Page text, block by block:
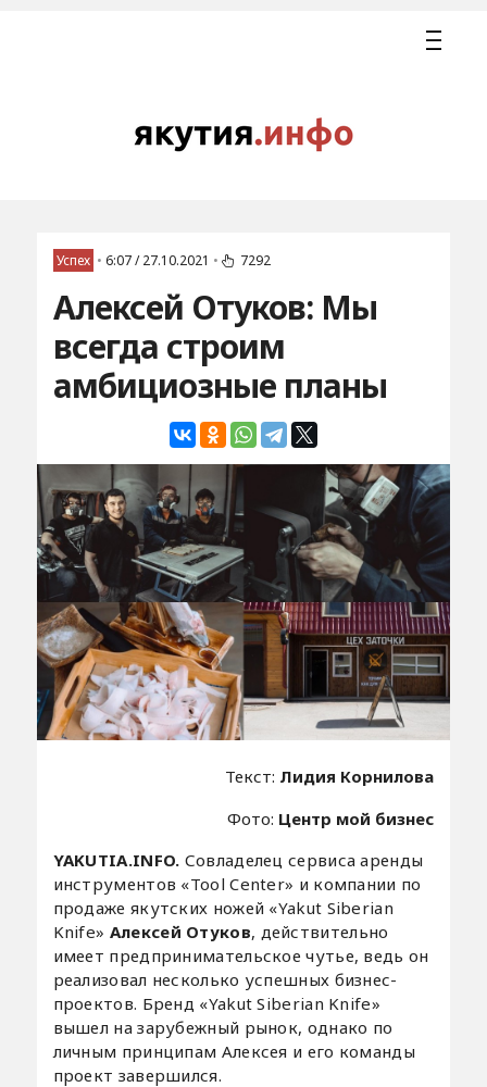
Успех • 6:07 / 27.10.2021 • 7292
Алексей Отуков: Мы
всегда строим
амбициозные планы
Текст: Лидия Корнилова
Фото: Центр мой бизнес
YAKUTIA.INFO. Совладелец сервиса аренды
инструментов «Tool Center» и компании по
продаже якутских ножей «Yakut Siberian
Knife» Алексей Отуков, действительно
имеет предпринимательское чутье, ведь он
реализовал несколько успешных бизнес-
проектов. Бренд «Yakut Siberian Knife»
вышел на зарубежный рынок, однако по
личным принципам Алексея и его команды
проект завершился.